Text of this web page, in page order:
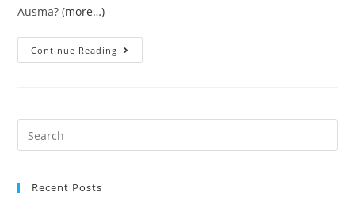
Ausma?(more…)
Continue Reading
mich
das
Search
for:
Recent Posts